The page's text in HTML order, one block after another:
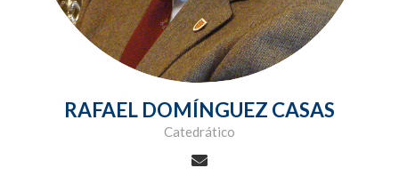
RAFAEL DOMÍNGUEZ CASAS
Catedrático